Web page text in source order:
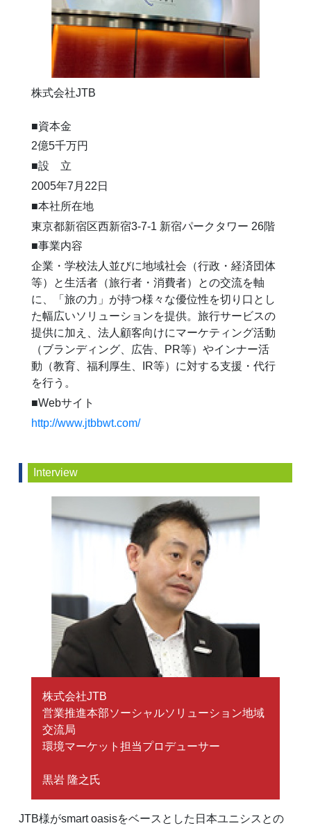
株式会社JTB
■資本金
2億5千万円
■設 立
2005年7月22日
■本社所在地
東京都新宿区西新宿3-7-1 新宿パークタワー 26階
■事業内容
企業・学校法人並びに地域社会（行政・経済団体
等）と生活者（旅行者・消費者）との交流を軸
に、「旅の力」が持つ様々な優位性を切り口とし
た幅広いソリューションを提供。旅行サービスの
提供に加え、法人顧客向けにマーケティング活動
（ブランディング、広告、PR等）やインナー活
動（教育、福利厚生、IR等）に対する支援・代行
を行う。
■Webサイト
http://www.jtbbwt.com/
Interview
株式会社JTB
営業推進本部ソーシャルソリューション地域
交流局
環境マーケット担当プロデューサー
黒岩 隆之氏
JTB様がsmart oasisをベースとした日本ユニシスとの